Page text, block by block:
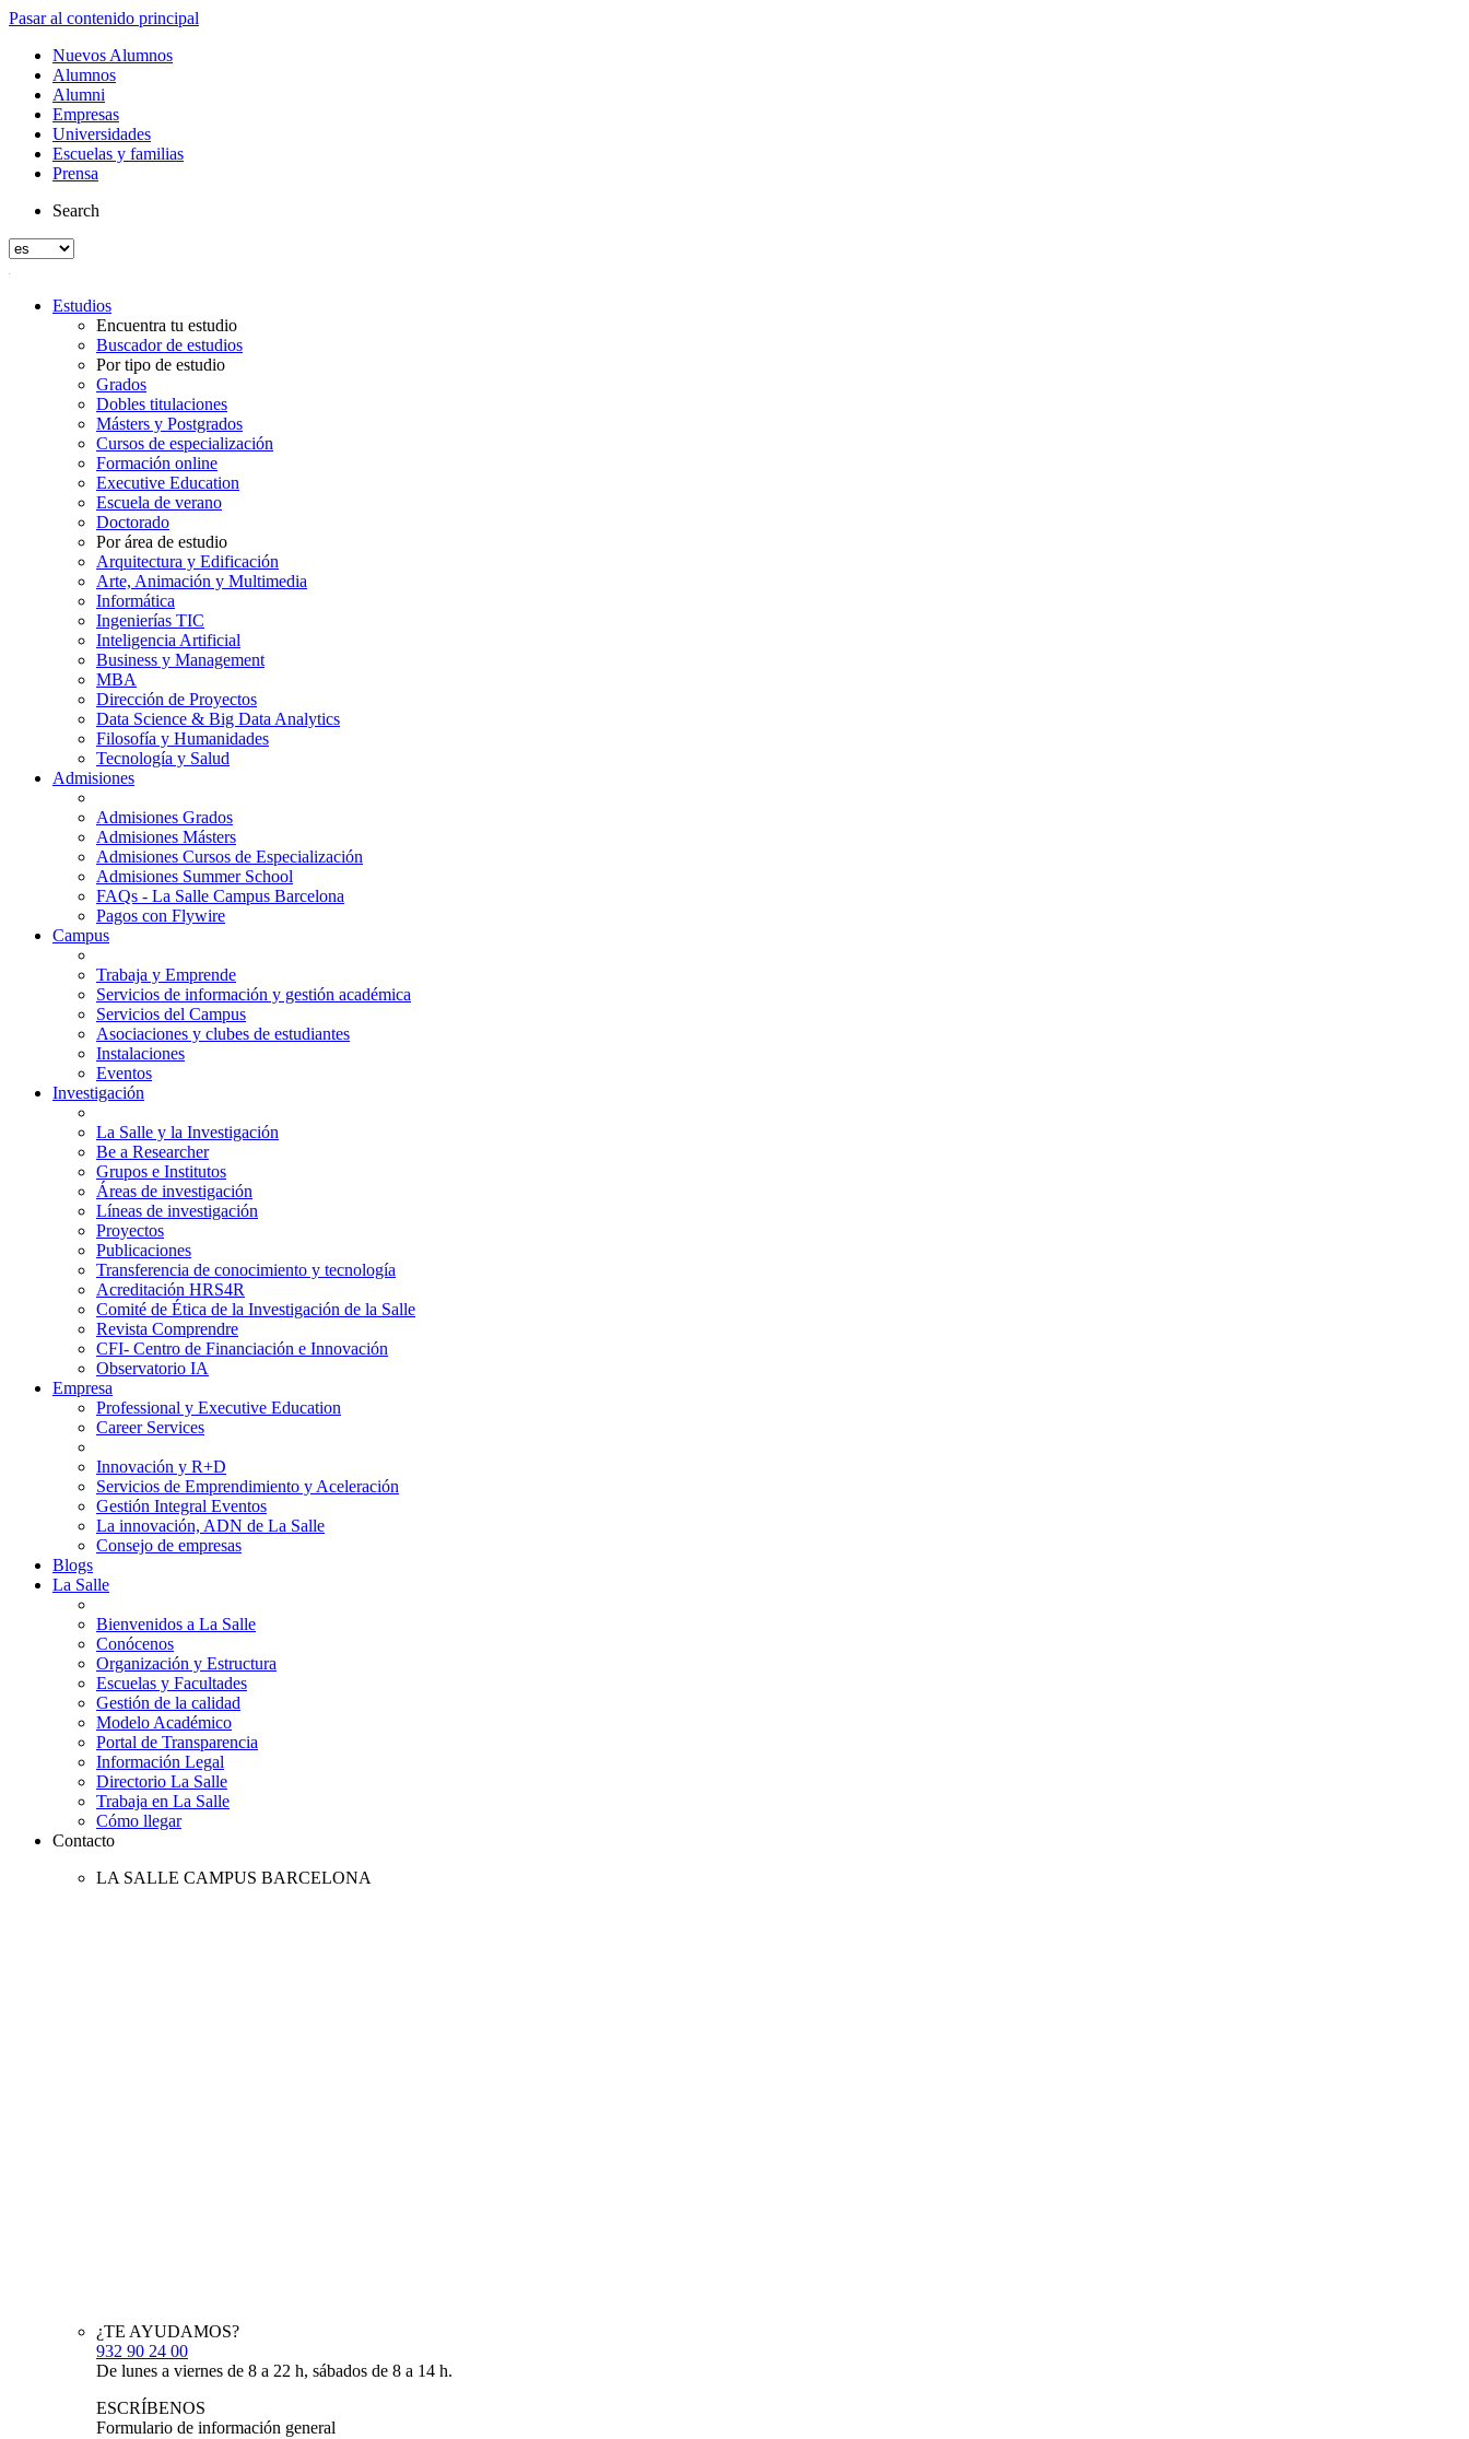
Pasar al contenido principal
Nuevos Alumnos
Alumnos
Alumni
Empresas
Universidades
Escuelas y familias
Prensa
Search
Estudios
Encuentra tu estudio
Buscador de estudios
Por tipo de estudio
Grados
Dobles titulaciones
Másters y Postgrados
Cursos de especialización
Formación online
Executive Education
Escuela de verano
Doctorado
Por área de estudio
Arquitectura y Edificación
Arte, Animación y Multimedia
Informática
Ingenierías TIC
Inteligencia Artificial
Business y Management
MBA
Dirección de Proyectos
Data Science & Big Data Analytics
Filosofía y Humanidades
Tecnología y Salud
Admisiones
Admisiones Grados
Admisiones Másters
Admisiones Cursos de Especialización
Admisiones Summer School
FAQs - La Salle Campus Barcelona
Pagos con Flywire
Campus
Trabaja y Emprende
Servicios de información y gestión académica
Servicios del Campus
Asociaciones y clubes de estudiantes
Instalaciones
Eventos
Investigación
La Salle y la Investigación
Be a Researcher
Grupos e Institutos
Áreas de investigación
Líneas de investigación
Proyectos
Publicaciones
Transferencia de conocimiento y tecnología
Acreditación HRS4R
Comité de Ética de la Investigación de la Salle
Revista Comprendre
CFI- Centro de Financiación e Innovación
Observatorio IA
Empresa
Professional y Executive Education
Career Services
Innovación y R+D
Servicios de Emprendimiento y Aceleración
Gestión Integral Eventos
La innovación, ADN de La Salle
Consejo de empresas
Blogs
La Salle
Bienvenidos a La Salle
Conócenos
Organización y Estructura
Escuelas y Facultades
Gestión de la calidad
Modelo Académico
Portal de Transparencia
Información Legal
Directorio La Salle
Trabaja en La Salle
Cómo llegar
Contacto
LA SALLE CAMPUS BARCELONA
¿TE AYUDAMOS?
932 90 24 00
De lunes a viernes de 8 a 22 h, sábados de 8 a 14 h.
ESCRÍBENOS
Formulario de información general